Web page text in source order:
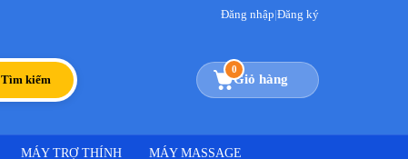
Đăng nhập|Đăng ký
Tìm kiếm
0
Giỏ hàng
MÁY TRỢ THÍNH MÁY MASSAGE